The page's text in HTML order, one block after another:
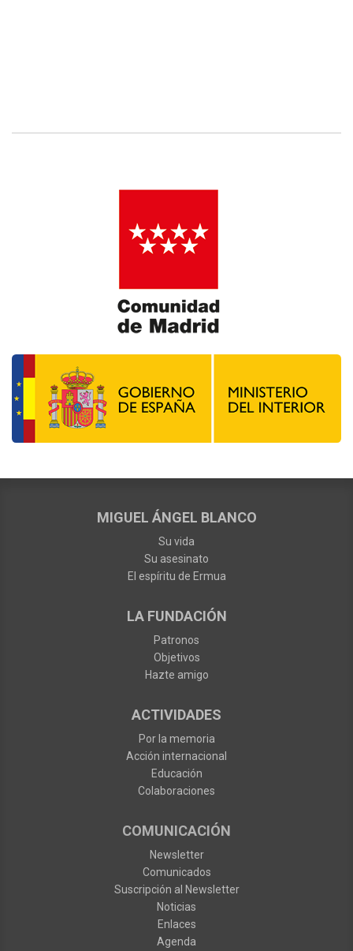
MIGUEL ÁNGEL BLANCO
Su vida
Su asesinato
El espíritu de Ermua
LA FUNDACIÓN
Patronos
Objetivos
Hazte amigo
ACTIVIDADES
Por la memoria
Acción internacional
Educación
Colaboraciones
COMUNICACIÓN
Newsletter
Comunicados
Suscripción al Newsletter
Noticias
Enlaces
Agenda